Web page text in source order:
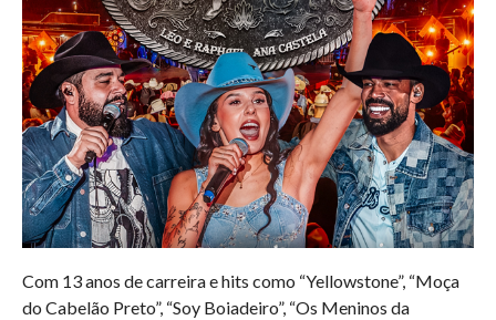
Com 13 anos de carreira e hits como “Yellowstone”, “Moça
do Cabelão Preto”, “Soy Boiadeiro”, “Os Meninos da